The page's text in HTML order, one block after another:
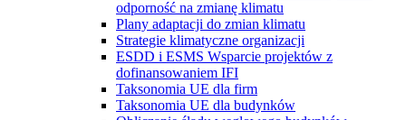
odporność na zmianę klimatu
Plany adaptacji do zmian klimatu
Strategie klimatyczne organizacji
ESDD i ESMS Wsparcie projektów z
dofinansowaniem IFI
Taksonomia UE dla firm
Taksonomia UE dla budynków